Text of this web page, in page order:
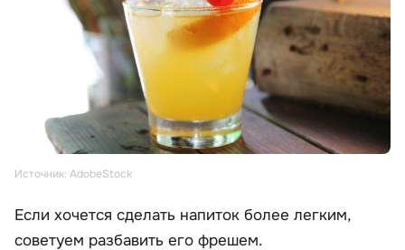
Источник: AdobeStock
Если хочется сделать напиток более легким,
советуем разбавить его фрешем.